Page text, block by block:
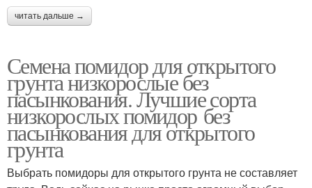
читать дальше →
Семена помидор для открытого
грунта низкорослые без
пасынкования. Лучшие сорта
низкорослых помидор без
пасынкования для открытого
грунта
Выбрать помидоры для открытого грунта не составляет